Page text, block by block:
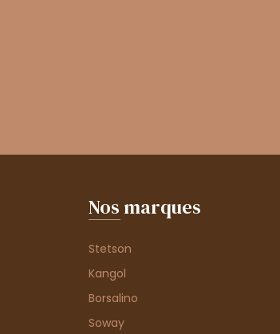
Nos marques
Stetson
Kangol
Borsalino
Soway